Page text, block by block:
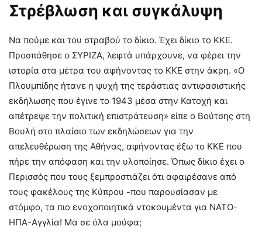
Στρέβλωση και συγκάλυψη
Να πούμε και του στραβού το δίκιο. Έχει δίκιο το ΚΚΕ.
Προσπάθησε ο ΣΥΡΙΖΑ, λεφτά υπάρχουνε, να φέρει την
ιστορία στα μέτρα του αφήνοντας το ΚΚΕ στην άκρη. «Ο
Πλουμπίδης ήτανε η ψυχή της τεράστιας αντιφασιστικής
εκδήλωσης που έγινε το 1943 μέσα στην Κατοχή και
απέτρεψε την πολιτική επιστράτευση» είπε ο Βούτσης στη
Βουλή στο πλαίσιο των εκδηλώσεων για την
απελευθέρωση της Αθήνας, αφήνοντας έξω το ΚΚΕ που
πήρε την απόφαση και την υλοποίησε. Όπως δίκιο έχει ο
Περισσός που τους ξεμπροστιάζει ότι αφαιρέσανε από
τους φακέλους της Κύπρου -που παρουσίασαν με
στόμφο, τα πιο ενοχοποιητικά ντοκουμέντα για ΝΑΤΟ-
ΗΠΑ-Αγγλία! Μα σε όλα μούφα;